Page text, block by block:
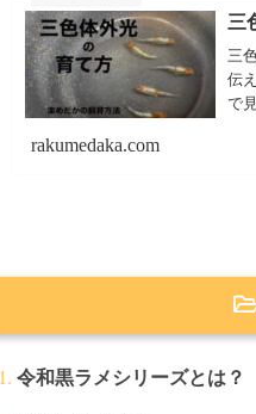
三
三
伝
で
rakumedaka.com
令和黒ラメシリーズとは？